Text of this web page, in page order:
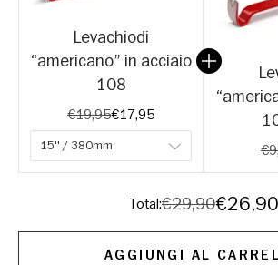
Levachiodi
“americano” in acciaio
108
Original price:
€19,95Current price:
€17,95
Total:Original price
€29,90€26,90
AGGIUNGI AL